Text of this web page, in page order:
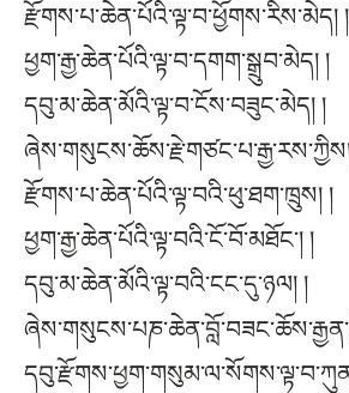
རྫོགས་པ་ཆེན་པོའི་ལྟ་བ་ཕྱོགས་རིས་མེད། །
ཕྱག་རྒྱ་ཆེན་པོའི་ལྟ་བ་དགག་སྒྲུབ་མེད། །
དབུ་མ་ཆེན་མོའི་ལྟ་བ་ངོས་བཟུང་མེད། །
ཞེས་གསུངས་ཆོས་རྗེ་གཙང་པ་རྒྱ་རས་ཀྱིས།
རྫོགས་པ་ཆེན་པོའི་ལྟ་བའི་ཕུ་ཐག་ཁྲུས། །
ཕྱག་རྒྱ་ཆེན་པོའི་ལྟ་བའི་ངོ་བོ་མཐོང་། །
དབུ་མ་ཆེན་མོའི་ལྟ་བའི་ངང་དུ་ཉལ། །